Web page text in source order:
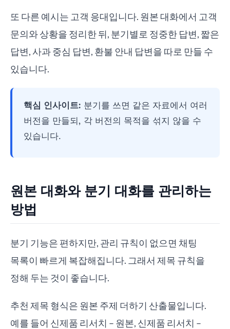
또 다른 예시는 고객 응대입니다. 원본 대화에서 고객
문의와 상황을 정리한 뒤, 분기별로 정중한 답변, 짧은
답변, 사과 중심 답변, 환불 안내 답변을 따로 만들 수
있습니다.
핵심 인사이트: 분기를 쓰면 같은 자료에서 여러
버전을 만들되, 각 버전의 목적을 섞지 않을 수
있습니다.
원본 대화와 분기 대화를 관리하는
방법
분기 기능은 편하지만, 관리 규칙이 없으면 채팅
목록이 빠르게 복잡해집니다. 그래서 제목 규칙을
정해 두는 것이 좋습니다.
추천 제목 형식은 원본 주제 더하기 산출물입니다.
예를 들어 신제품 리서치 – 원본, 신제품 리서치 –